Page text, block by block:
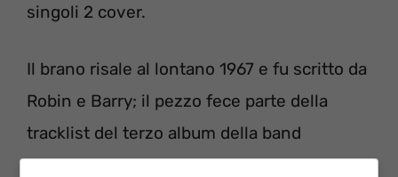
singoli 2 cover.
Il brano risale al lontano 1967 e fu scritto da
Robin e Barry; il pezzo fece parte della
tracklist del terzo album della band
intitolato Bee Gees 1st.